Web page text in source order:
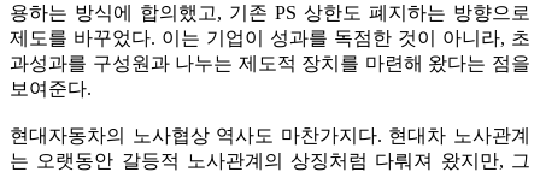
용하는 방식에 합의했고, 기존 PS 상한도 폐지하는 방향으로
제도를 바꾸었다. 이는 기업이 성과를 독점한 것이 아니라, 초
과성과를 구성원과 나누는 제도적 장치를 마련해 왔다는 점을
보여준다.
현대자동차의 노사협상 역사도 마찬가지다. 현대차 노사관계
는 오랫동안 갈등적 노사관계의 상징처럼 다뤄져 왔지만, 그